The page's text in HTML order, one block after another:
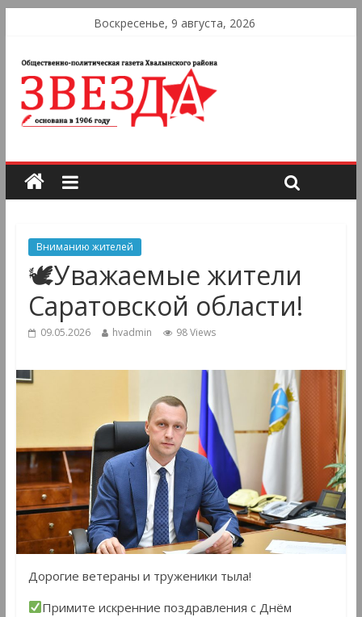
Воскресенье, 9 августа, 2026
Вниманию жителей
🕊Уважаемые жители
Саратовской области!
09.05.2026 hvadmin 98 Views
Дорогие ветераны и труженики тыла!
Примите искренние поздравления с Днём